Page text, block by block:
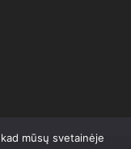
mūsų svetainėje